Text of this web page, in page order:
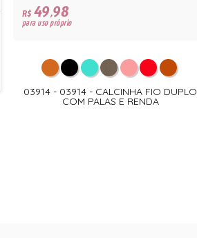
R$49,98
para uso próprio
03914 - 03914 - CALCINHA FIO DUPLO
COM PALAS E RENDA